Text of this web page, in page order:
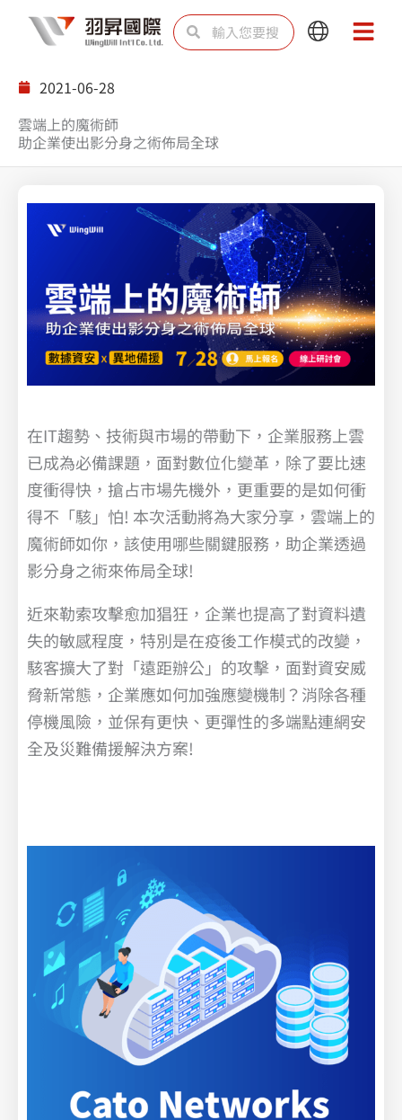
搜
尋 尋
Main
Main
2021-06-28
雲端上的魔術師
助企業使出影分身之術佈局全球
在IT趨勢、技術與市場的帶動下，企業服務上雲
已成為必備課題，面對數位化變革，除了要比速
度衝得快，搶占市場先機外，更重要的是如何衝
得不「駭」怕! 本次活動將為大家分享，雲端上的
魔術師如你，該使用哪些關鍵服務，助企業透過
影分身之術來佈局全球!
近來勒索攻擊愈加猖狂，企業也提高了對資料遺
失的敏感程度，特別是在疫後工作模式的改變，
駭客擴大了對「遠距辦公」的攻擊，面對資安威
脅新常態，企業應如何加強應變機制？消除各種
停機風險，並保有更快、更彈性的多端點連網安
全及災難備援解決方案!